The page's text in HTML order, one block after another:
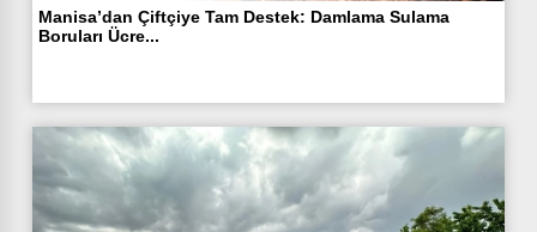
Manisa’dan Çiftçiye Tam Destek: Damlama Sulama
Boruları Ücre...